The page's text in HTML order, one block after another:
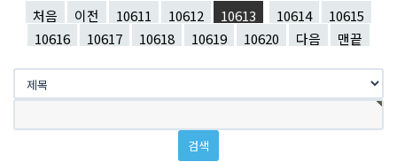
처음 이전 10611 10612 10613 10614
10615
10616
10617 10618 10619 10620 다음 맨끝